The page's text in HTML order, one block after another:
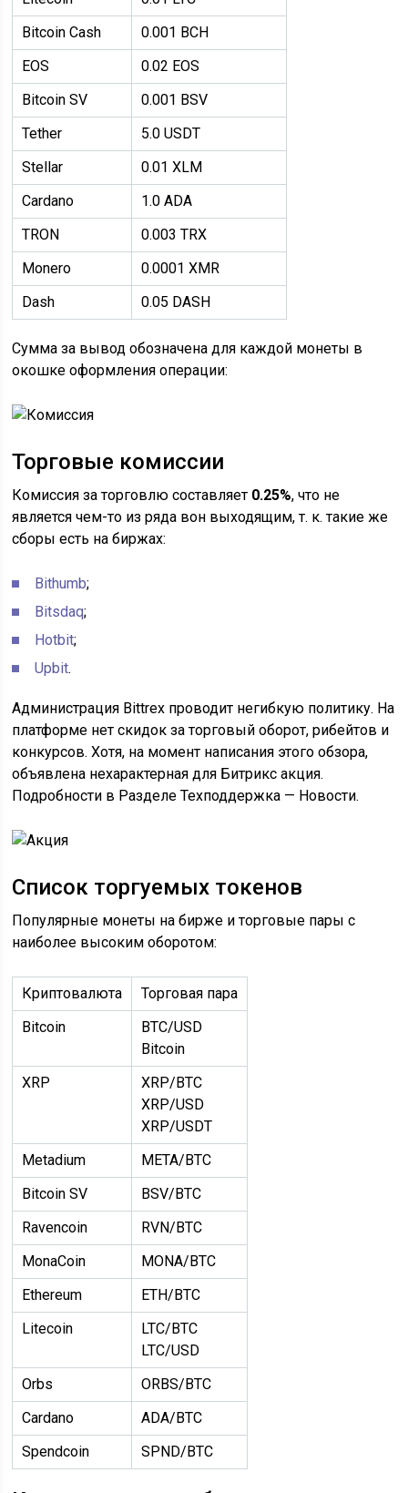
Bitcoin Cash
0.001 BCH
EOS
0.02 EOS
Bitcoin SV
0.001 BSV
Tether
5.0 USDT
Stellar
0.01 XLM
Cardano
1.0 ADA
TRON
0.003 TRX
Monero
0.0001 XMR
Dash
0.05 DASH
Сумма за вывод обозначена для каждой монеты в
окошке оформления операции:
Торговые комиссии
Комиссия за торговлю составляет 0.25%, что не
является чем-то из ряда вон выходящим, т. к. такие же
сборы есть на биржах:
Bithumb;
Bitsdaq;
Hotbit;
Upbit.
Администрация Bittrex проводит негибкую политику. На
платформе нет скидок за торговый оборот, рибейтов и
конкурсов. Хотя, на момент написания этого обзора,
объявлена нехарактерная для Битрикс акция.
Подробности в Разделе Техподдержка — Новости.
Список торгуемых токенов
Популярные монеты на бирже и торговые пары с
наиболее высоким оборотом:
Криптовалюта
Торговая пара
Bitcoin
BTC/USD
Bitcoin
XRP
XRP/BTC
XRP/USD
XRP/USDT
Metadium
META/BTC
Bitcoin SV
BSV/BTC
Ravencoin
RVN/BTC
MonaCoin
MONA/BTC
Ethereum
ETH/BTC
Litecoin
LTC/BTC
LTC/USD
Orbs
ORBS/BTC
Cardano
ADA/BTC
Spendcoin
SPND/BTC